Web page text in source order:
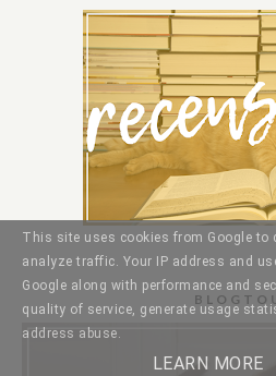
This site uses cookies from Google to
analyze traffic. Your IP address and
Google along with performance and
quality of service, generate usage
address abuse.
LEARN MORE